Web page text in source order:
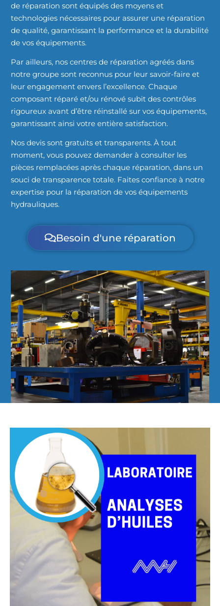
de réparation sont équipés des moyens et
technologies nécessaires pour assurer une réparation
de qualité, garantissant la performance et la durabilité
de vos équipements.
Par ailleurs, nos centres de réparation agréés dans
notre groupe sont reconnus pour leur savoir-faire et
leur engagement envers l’excellence. Chaque
composant réparé et/ou rénové subit des contrôles
rigoureux avant d’être réinstallé sur vos équipements,
garantissant ainsi votre entière satisfaction.
Nos devis sont gratuits et transparents. À tout
moment, vous pouvez demander à consulter les
pièces remplacées après chaque réparation, dans un
souci de transparence totale. Faites confiance à notre
expertise pour la réparation de vos équipements
hydrauliques.
Besoin d'une réparation